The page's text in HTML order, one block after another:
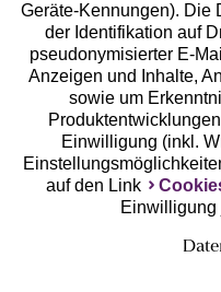
Unsere Apps
Geräte-Kennungen). Die
der Identifikation auf
pseudonymisierter E-
Anzeigen und Inhalte,
sowie um
Einwilligung (inkl.
auf den Link
Einwilligung